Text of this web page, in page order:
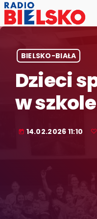
BIELSKO-BIAŁA
Dzieci
w szkole
today 14.02.2026 11:10